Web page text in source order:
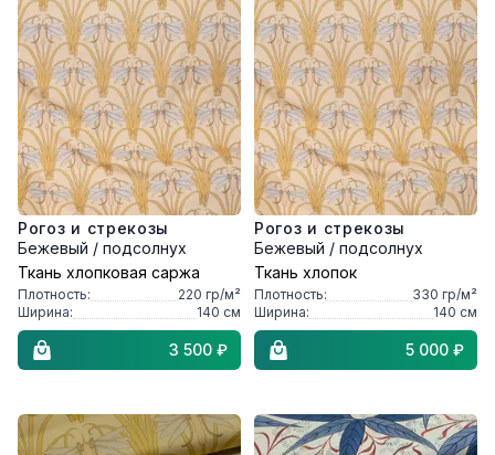
Рогоз и стрекозы
Бежевый / подсолнух
Ткань хлопковая саржа
Плотность: 220 гр/м²
Ширина:
140 см
3 500 ₽
Рогоз и стрекозы
Бежевый / подсолнух
Ткань хлопок
Плотность: 330 гр/м²
Ширина:
140 см
5 000 ₽